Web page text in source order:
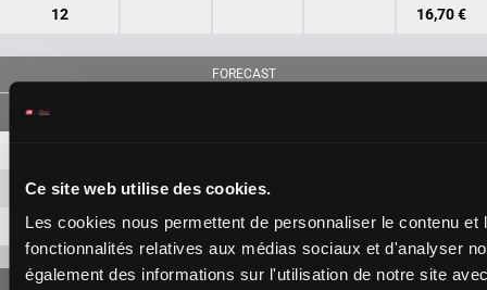
Ce site web utilise des cookies.
Les cookies nous permettent de personnaliser le contenu
fonctionnalités relatives aux médias sociaux et d'analyser
également des informations sur l'utilisation de notre site
12 16,70 €
FORECAST
1-4
11-4 6,10 €